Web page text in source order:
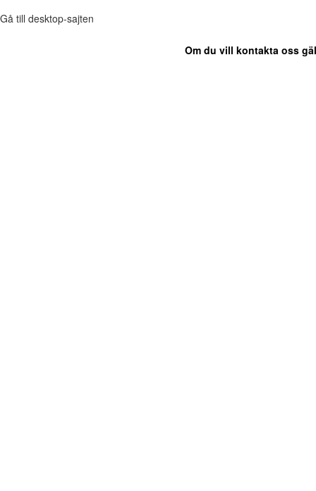
Gå till desktop-sajten
Om du vill kontakta oss